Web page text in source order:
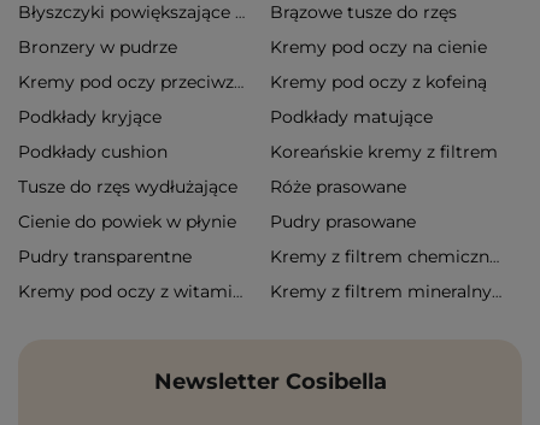
Błyszczyki powiększające usta
Brązowe tusze do rzęs
Bronzery w pudrze
Kremy pod oczy na cienie
Kremy pod oczy przeciwzmarszczkowe
Kremy pod oczy z kofeiną
Podkłady kryjące
Podkłady matujące
Podkłady cushion
Koreańskie kremy z filtrem
Tusze do rzęs wydłużające
Róże prasowane
Cienie do powiek w płynie
Pudry prasowane
Pudry transparentne
Kremy z filtrem chemicznym
Kremy pod oczy z witaminą c
Kremy z filtrem mineralnym
Newsletter Cosibella